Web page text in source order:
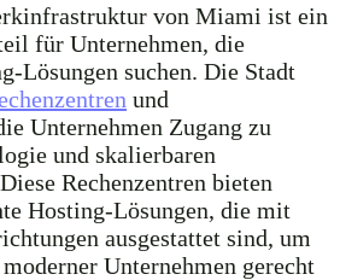
von Miami ist ein
für Unternehmen, die
Lösungen suchen. Die Stadt
und
Unternehmen Zugang zu
und skalierbaren
Rechenzentren bieten
Hosting-Lösungen, die mit
ausgestattet sind, um
Unternehmen gerecht